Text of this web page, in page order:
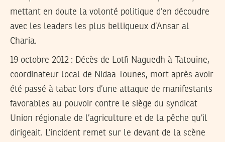
mettant en doute la volonté politique d’en découdre
avec les leaders les plus belliqueux d’Ansar al
Charia.
19 octobre 2012 : Décès de Lotfi Naguedh à Tatouine,
coordinateur local de Nidaa Tounes, mort après avoir
été passé à tabac lors d’une attaque de manifestants
favorables au pouvoir contre le siège du syndicat
Union régionale de l’agriculture et de la pêche qu’il
dirigeait. L’incident remet sur le devant de la scène